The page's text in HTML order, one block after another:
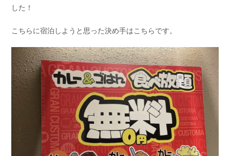
した！
こちらに宿泊しようと思った決め手はこちらです。